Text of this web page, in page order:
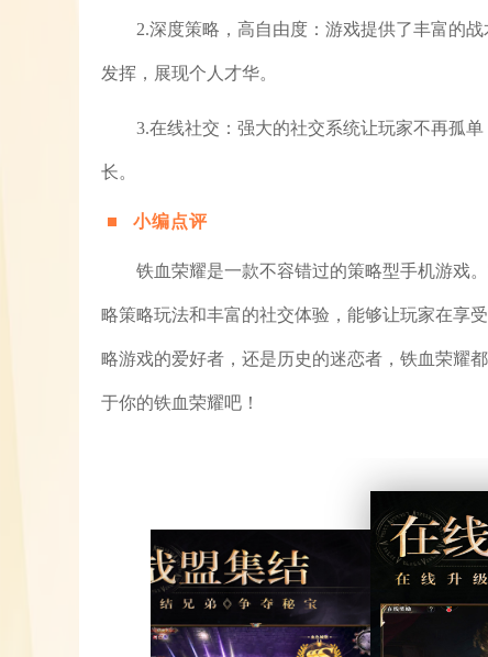
2.深度策略，高自由度：游戏提供了丰富的
发挥，展现个人才华。
3.在线社交：强大的社交系统让玩家不再孤
长。
小编点评
铁血荣耀是一款不容错过的策略型手机游戏
略策略玩法和丰富的社交体验，能够让玩家在享
略游戏的爱好者，还是历史的迷恋者，铁血荣耀
于你的铁血荣耀吧！